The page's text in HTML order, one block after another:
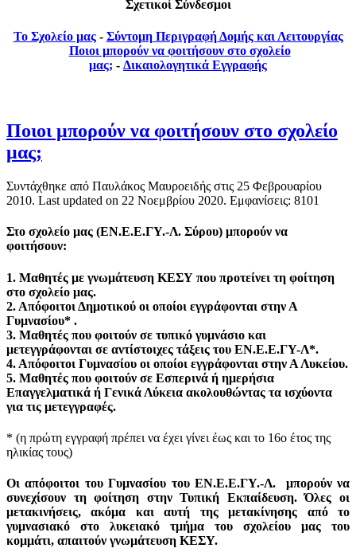
Σχετικοί Σύνδεσμοι
Το Σχολείο μας- Σύντομη Περιγραφή Δομής και Λειτουργίας
Ποιοι μπορούν να φοιτήσουν στο σχολείο
μας; - Δικαιολογητικά Εγγραφής
Ποιοι μπορούν να φοιτήσουν στο σχολείο
μας;
Συντάχθηκε από Παυλάκος Μαυροειδής στις 25 Φεβρουαρίου
2010. Last updated on 22 Νοεμβρίου 2020. Εμφανίσεις: 8101
Στο σχολείο μας (ΕΝ.Ε.Ε.ΓΥ.-Λ. Σύρου) μπορούν να
φοιτήσουν:
1. Μαθητές με γνωμάτευση ΚΕΣΥ που προτείνει τη φοίτηση
στο σχολείο μας.
2. Απόφοιτοι Δημοτικού οι οποίοι εγγράφονται στην Α
Γυμνασίου* .
3. Μαθητές που φοιτούν σε τυπικό γυμνάσιο και
μετεγγράφονται σε αντίστοιχες τάξεις του ΕΝ.Ε.Ε.ΓΥ-Λ*.
4. Απόφοιτοι Γυμνασίου οι οποίοι εγγράφονται στην Α Λυκείου.
5. Μαθητές που φοιτούν σε Εσπερινά ή ημερήσια
Επαγγελματικά ή Γενικά Λύκεια ακολουθώντας τα ισχύοντα
για τις μετεγγραφές.
* (η πρώτη εγγραφή πρέπει να έχει γίνει έως και το 16ο έτος της
ηλικίας τους)
Οι απόφοιτοι του Γυμνασίου του ΕΝ.Ε.Ε.ΓΥ.-Λ. μπορούν να
συνεχίσουν τη φοίτηση στην Τυπική Εκπαίδευση. Όλες οι
μετακινήσεις, ακόμα και αυτή της μετακίνησης από το
γυμνασιακό στο λυκειακό τμήμα του σχολείου μας του
κομμάτι, απαιτούν γνωμάτευση ΚΕΣΥ.